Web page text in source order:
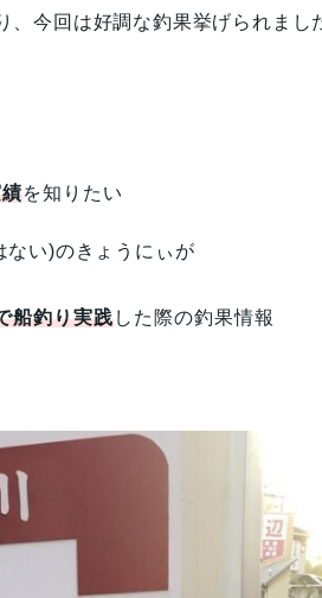
、今回は好調な釣果挙げられまし
を知りたい
ない)のきょうにぃが
船釣り実践した際の釣果情報